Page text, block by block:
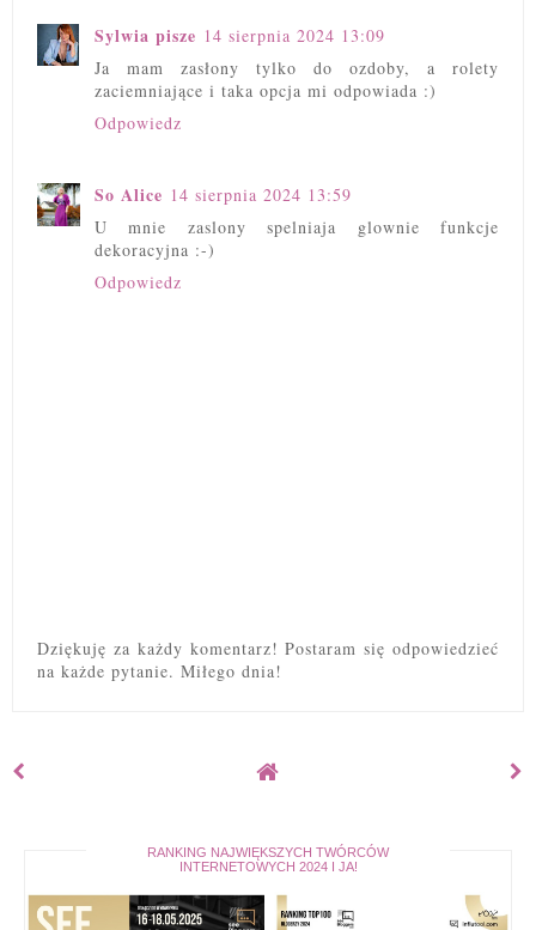
Sylwia pisze 14 sierpnia 2024 13:09
Ja mam zasłony tylko do ozdoby, a rolety
zaciemniające i taka opcja mi odpowiada :)
Odpowiedz
So Alice 14 sierpnia 2024 13:59
U mnie zaslony spelniaja glownie funkcje
dekoracyjna :-)
Odpowiedz
Dziękuję za każdy komentarz! Postaram się odpowiedzieć
na każde pytanie. Miłego dnia!
RANKING NAJWIĘKSZYCH TWÓRCÓW
INTERNETOWYCH 2024 I JA!